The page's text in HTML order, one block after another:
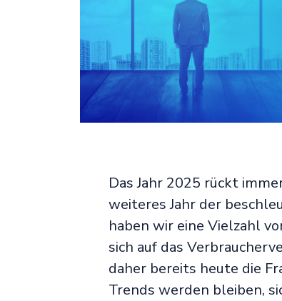
Das Jahr 2025 rückt
weiteres Jahr der
haben wir eine Vielzahl
sich auf das
daher bereits heute die
Trends werden bleiben,